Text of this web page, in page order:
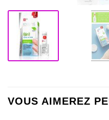
VOUS AIMEREZ